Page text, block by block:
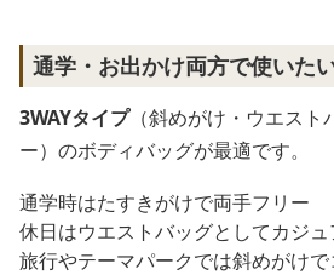
通学・お出かけ両方で使いた
3WAYタイプ（斜めがけ・ウエスト
ー）のボディバッグが最適です。
通学時はたすきがけで両手フリー
休日はウエストバッグとしてカジュ
旅行やテーマパークでは斜めがけ